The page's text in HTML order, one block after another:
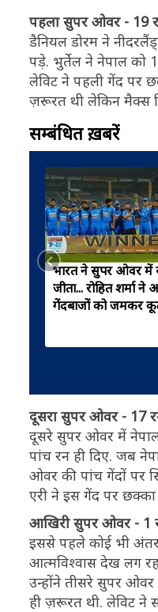
पहला सुपर ओवर - 19
डैनियल डोरम ने
पड़े. भुर्तेल ने नेपाल को
लेविट ने पहली गेंद पर
ज़रूरत थी लेकिन मैक्स
सम्बंधित ख़बरें
भारत ने सुपर ओवर में
जीता... रोहित शर्मा ने
गेंदबाजों को जमकर
दूसरा सुपर ओवर - 17
दूसरे सुपर ओवर में नेपाल
पांच रन ही दिए. जब
ओवर की पांच गेंदों पर
एरी ने इस गेंद पर छक्का
आखिरी सुपर ओवर - 1
इससे पहले कोई भी
आत्मविश्वास देख लग
उन्होंने तीसरे सुपर
ही ज़रूरत थी. लेविट ने